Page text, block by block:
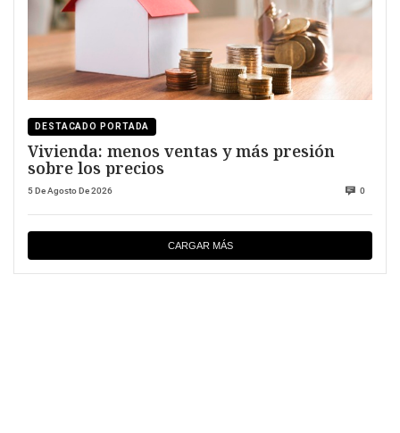
DESTACADO PORTADA
Vivienda: menos ventas y más presión
sobre los precios
5 De Agosto De 2026 0
CARGAR MÁS